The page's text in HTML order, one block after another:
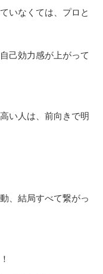
いなくては、プロと
己効力感が上がって
い人は、前向きで明
、結局すべて繋がっ